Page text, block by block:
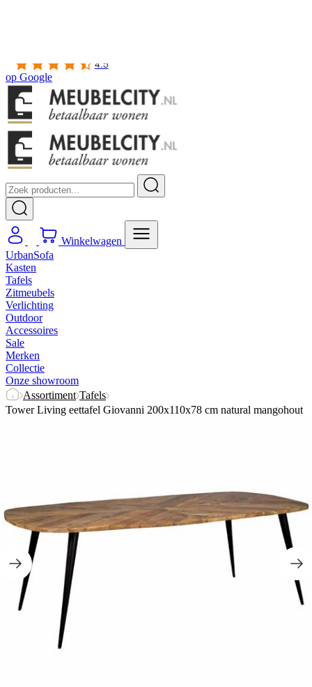
4.5
op Google
Winkelwagen
UrbanSofa
Kasten
Tafels
Zitmeubels
Verlichting
Outdoor
Accessoires
Sale
Merken
Collectie
Onze showroom
Assortiment Tafels
Tower Living eettafel Giovanni 200x110x78 cm natural mangohout